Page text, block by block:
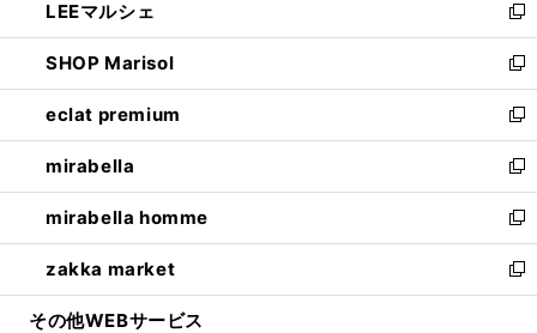
く
で
開
く
ド
ウ
で
開
く
ィ
ン
ド
ウ
で
開
く
い
ウ
ィ
ン
ド
ウ
で
開
く
LEEマルシェ
新
し
い
ウ
ィ
ン
ド
ウ
で
開
く
SHOP Marisol
新
し
い
ウ
ィ
ン
ド
ウ
で
開
eclat premium
新
し
い
ウ
ィ
ン
ド
ウ
mirabella
新
し
い
ウ
ィ
ン
mirabella homme
新
し
い
ウ
zakka market
新
し
その他WEBサービス